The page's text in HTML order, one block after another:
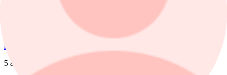
Goldman Sachs sänker riktkursen för Sandvik. Här är dagens
aktierekommendationer.
nyheter
5 augusti, 09:26